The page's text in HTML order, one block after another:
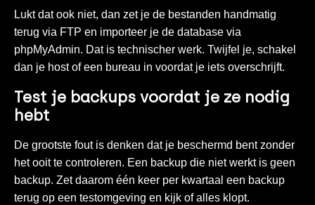
Lukt dat ook niet, dan zet je de bestanden handmatig
terug via FTP en importeer je de database via
phpMyAdmin. Dat is technischer werk. Twijfel je, schakel
dan je host of een bureau in voordat je iets overschrijft.
Test je backups voordat je ze nodig
hebt
De grootste fout is denken dat je beschermd bent zonder
het ooit te controleren. Een backup die niet werkt is geen
backup. Zet daarom één keer per kwartaal een backup
terug op een testomgeving en kijk of alles klopt.